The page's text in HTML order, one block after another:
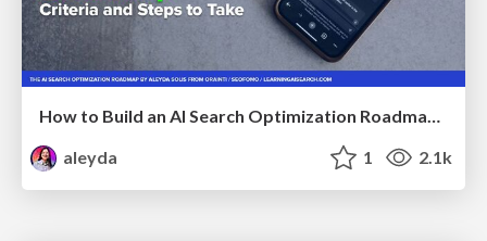
How to Build an AI Search Optimization Roadmap - Criteria and Steps to Take #SEOIRL
aleyda
1 2.1k